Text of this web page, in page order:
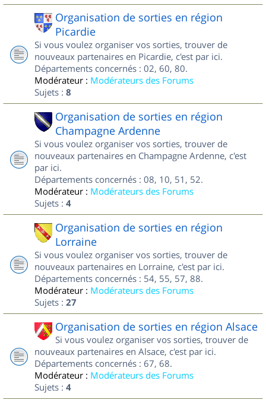
Organisation de sorties en région
Picardie
Si vous voulez organiser vos sorties, trouver de
nouveaux partenaires en Picardie, c'est par ici.
Départements concernés : 02, 60, 80.
Modérateur : Modérateurs des Forums
Sujets : 8
Organisation de sorties en région
Champagne Ardenne
Si vous voulez organiser vos sorties, trouver de
nouveaux partenaires en Champagne Ardenne, c'est
par ici.
Départements concernés : 08, 10, 51, 52.
Modérateur : Modérateurs des Forums
Sujets : 4
Organisation de sorties en région
Lorraine
Si vous voulez organiser vos sorties, trouver de
nouveaux partenaires en Lorraine, c'est par ici.
Départements concernés : 54, 55, 57, 88.
Modérateur : Modérateurs des Forums
Sujets : 27
Organisation de sorties en région Alsace
Si vous voulez organiser vos sorties, trouver de
nouveaux partenaires en Alsace, c'est par ici.
Départements concernés : 67, 68.
Modérateur : Modérateurs des Forums
Sujets : 4